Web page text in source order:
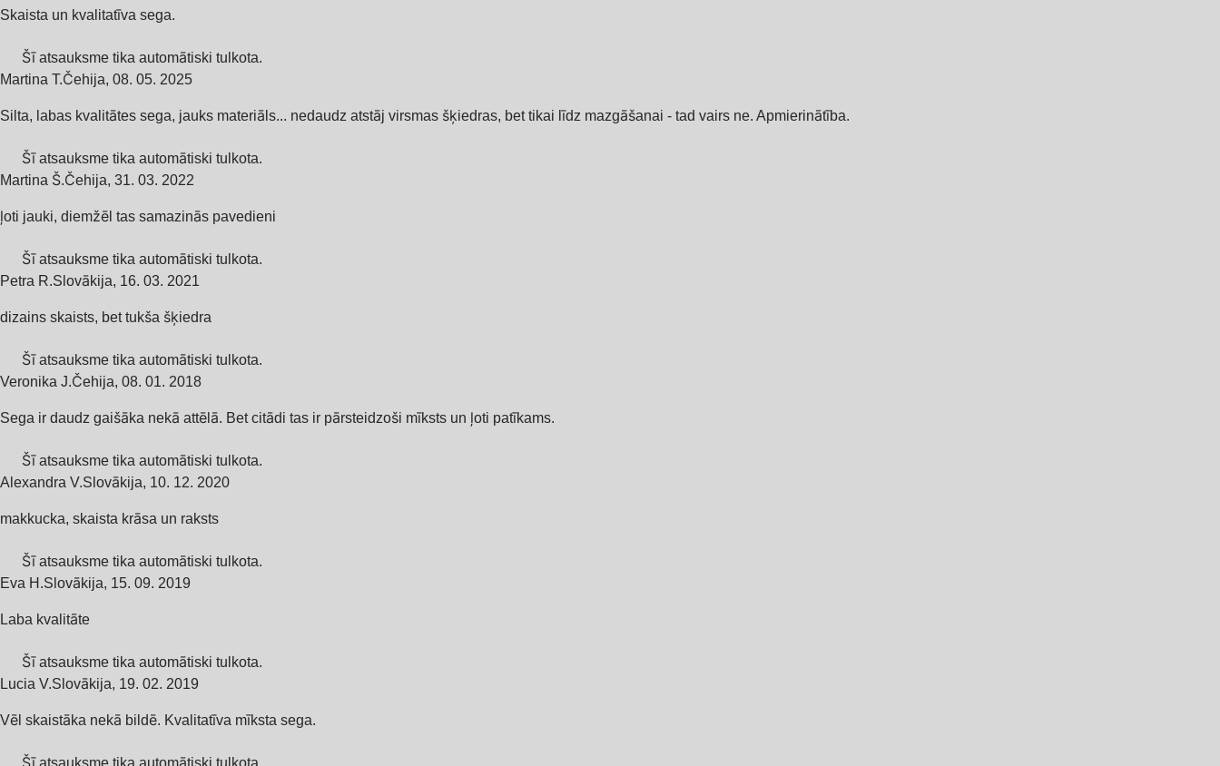
Skaista un kvalitatīva sega.
Šī atsauksme tika automātiski tulkota.
Martina T.Čehija, 08. 05. 2025
Silta, labas kvalitātes sega, jauks materiāls... nedaudz atstāj virsmas šķiedras, bet tikai līdz mazgāšanai - tad vairs ne. Apmierinātība.
Šī atsauksme tika automātiski tulkota.
Martina Š.Čehija, 31. 03. 2022
ļoti jauki, diemžēl tas samazinās pavedieni
Šī atsauksme tika automātiski tulkota.
Petra R.Slovākija, 16. 03. 2021
dizains skaists, bet tukša šķiedra
Šī atsauksme tika automātiski tulkota.
Veronika J.Čehija, 08. 01. 2018
Sega ir daudz gaišāka nekā attēlā. Bet citādi tas ir pārsteidzoši mīksts un ļoti patīkams.
Šī atsauksme tika automātiski tulkota.
Alexandra V.Slovākija, 10. 12. 2020
makkucka, skaista krāsa un raksts
Šī atsauksme tika automātiski tulkota.
Eva H.Slovākija, 15. 09. 2019
Laba kvalitāte
Šī atsauksme tika automātiski tulkota.
Lucia V.Slovākija, 19. 02. 2019
Vēl skaistāka nekā bildē. Kvalitatīva mīksta sega.